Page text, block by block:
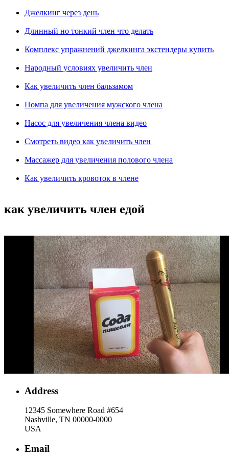
Джелкинг через день
Длинный но тонкий член что делать
Комплекс упражнений джелкинга экстендеры купить
Народный условиях увеличить член
Как увеличить член бальзамом
Помпа для увеличения мужского члена
Насос для увеличения члена видео
Смотреть видео как увеличить член
Массажер для увеличения полового члена
Как увеличить кровоток в члене
как увеличить член едой
Address
12345 Somewhere Road #654
Nashville, TN 00000-0000
USA
Email